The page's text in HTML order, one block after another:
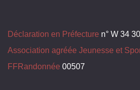
Déclaration en Préfecture n° W 34
Association agréée Jeunesse et
FFRandonnée 00507